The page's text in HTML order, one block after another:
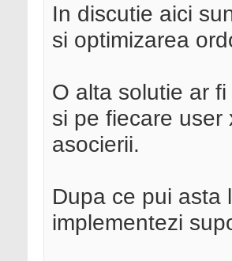
In discutie aici
si optimizarea
O alta solutie ar
si pe fiecare
asocierii.
Dupa ce pui asta
implementezi